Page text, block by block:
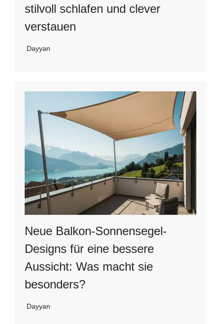
stilvoll schlafen und clever
verstauen
Dayyan
Neue Balkon-Sonnensegel-
Designs für eine bessere
Aussicht: Was macht sie
besonders?
Dayyan